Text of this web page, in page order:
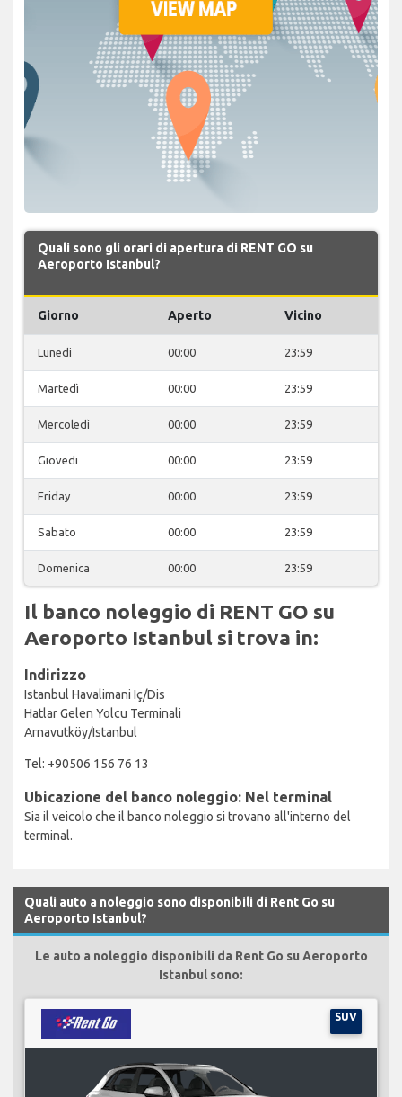
Quali sono gli orari di apertura di RENT GO su
Aeroporto Istanbul?
Giorno Aperto Vicino
Lunedi 00:00 23:59
Martedì 00:00 23:59
Mercoledì 00:00 23:59
Giovedi 00:00 23:59
Friday 00:00 23:59
Sabato 00:00 23:59
Domenica 00:00 23:59
Il banco noleggio di RENT GO su
Aeroporto Istanbul si trova in:
Indirizzo
Istanbul Havalimani Iç/Dis
Hatlar Gelen Yolcu Terminali
Arnavutköy/Istanbul
Tel: +90506 156 76 13
Ubicazione del banco noleggio: Nel terminal
Sia il veicolo che il banco noleggio si trovano all'interno del
terminal.
Quali auto a noleggio sono disponibili di Rent Go su
Aeroporto Istanbul?
Le auto a noleggio disponibili da Rent Go su Aeroporto
Istanbul sono:
SUV